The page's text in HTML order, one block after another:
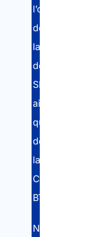
l’obtention
de
la
déclaration
SIPSI
ainsi
que
de
la
Carte
BTP.
Nos